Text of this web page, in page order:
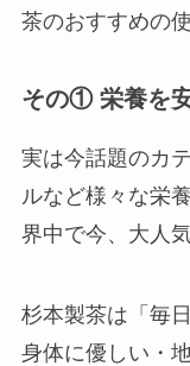
茶のおすすめの
その① 栄養を
実は今話題のカ
ルなど様々な栄
界中で今、大人気
杉本製茶は「毎
身体に優しい・